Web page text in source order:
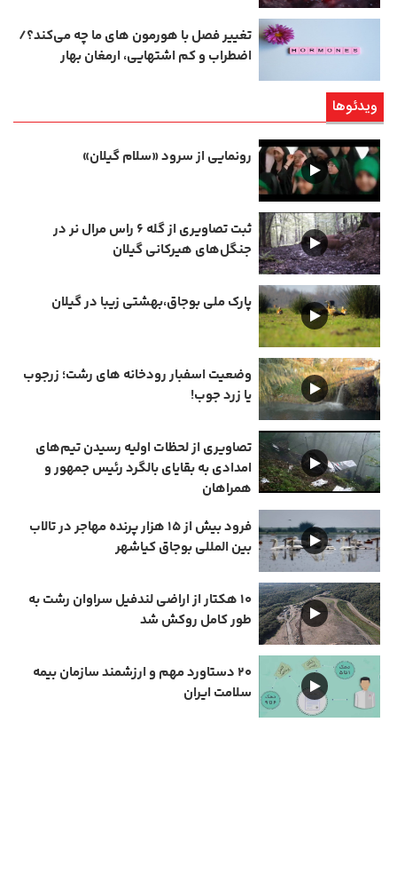
تغییر فصل با هورمون‌ های ما چه می‌کند؟/
اضطراب و کم‌ اشتهایی، ارمغان بهار
ویدئوها
رونمایی از سرود «سلام گیلان»
ثبت تصاویری از گله ۶ راس مرال نر در
جنگل‌های هیرکانی گیلان
پارک ملی بوجاق،بهشتی زیبا در گیلان
وضعیت اسفبار رودخانه های رشت؛ زرجوب
یا زرد جوب!
تصاویری از لحظات اولیه رسیدن تیم‌های
امدادی به بقایای بالگرد رئیس جمهور و
همراهان
فرود بیش از ۱۵ هزار پرنده مهاجر در تالاب
بین المللی بوجاق کیاشهر
۱۰ هکتار از اراضی لندفیل سراوان رشت به
طور کامل روکش شد
۲۰ دستاورد مهم و ارزشمند سازمان بیمه
سلامت ایران